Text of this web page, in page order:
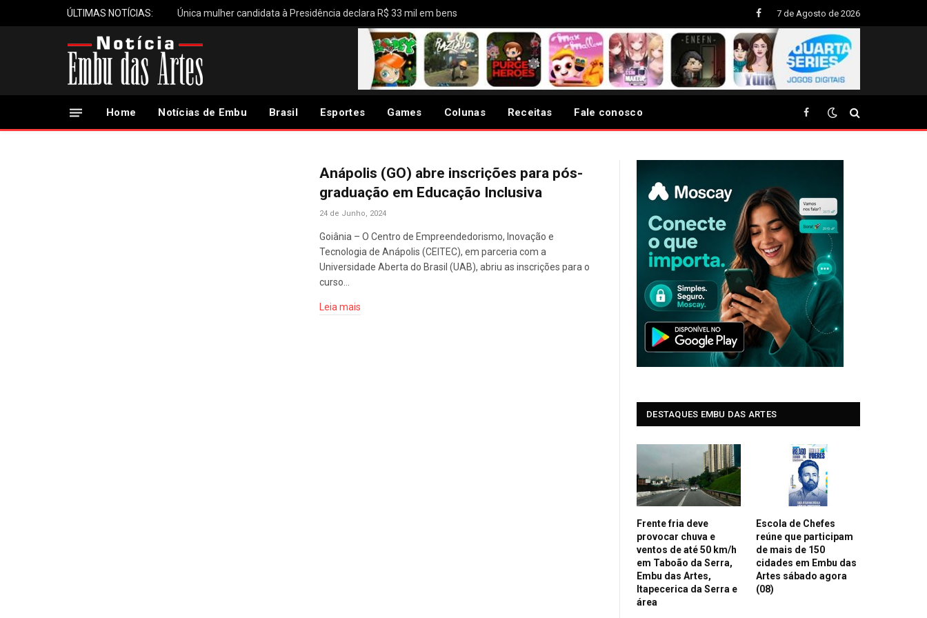
ÚLTIMAS NOTÍCIAS: Única mulher candidata à Presidência declara R$ 33 mil em bens
Facebook
7 de Agosto de 2026
Home Notícias de Embu Brasil Esportes Games Colunas Receitas Fale conosco Facebook
Anápolis (GO) abre inscrições para pós-
graduação em Educação Inclusiva
24 de Junho, 2024
Goiânia – O Centro de Empreendedorismo, Inovação e
Tecnologia de Anápolis (CEITEC), em parceria com a
Universidade Aberta do Brasil (UAB), abriu as inscrições para o
curso…
Leia mais
DESTAQUES EMBU DAS ARTES
Frente fria deve
provocar chuva e
ventos de até 50 km/h
em Taboão da Serra,
Embu das Artes,
Itapecerica da Serra e
área
Escola de Chefes
reúne que participam
de mais de 150
cidades em Embu das
Artes sábado agora
(08)